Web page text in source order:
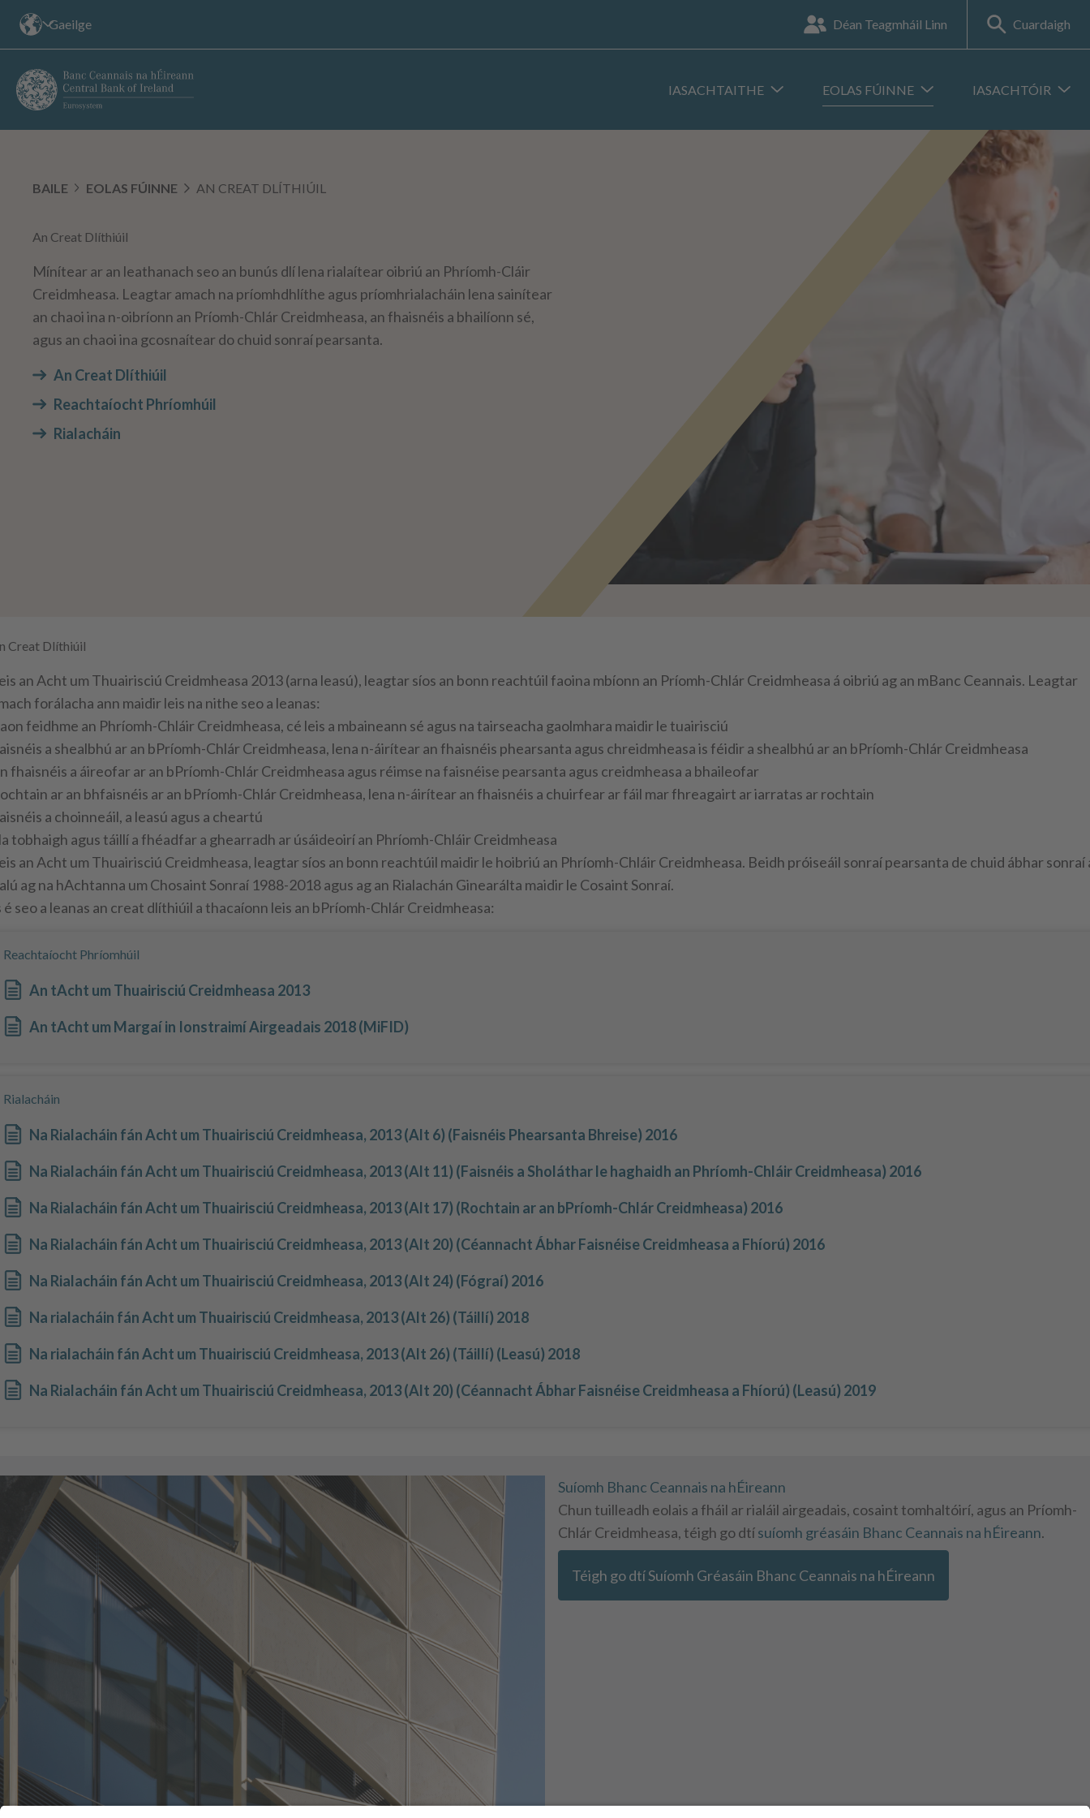
An
suíomh
teanga:
Gaeilge Déan Teagmháil Linn Cuardaigh
láithreáin
IASACHTAITHE EOLAS FÚINNE IASACHTÓIR
BAILE EOLAS FÚINNE
TÁ
AN CREAT DLÍTHIÚIL
An Creat Dlíthiúil
Mínítear ar an leathanach seo an bunús dlí lena rialaítear oibriú an Phríomh-Cláir
Creidmheasa. Leagtar amach na príomhdhlíthe agus príomhrialacháin lena sainítear
an chaoi ina n-oibríonn an Príomh-Chlár Creidmheasa, an fhaisnéis a bhailíonn sé,
agus an chaoi ina gcosnaítear do chuid sonraí pearsanta.
An Creat Dlíthiúil
Reachtaíocht Phríomhúil
Rialacháin
Creat Dlíthiúil
an Acht um Thuairisciú Creidmheasa 2013 (arna leasú), leagtar síos an bonn reachtúil faoina mbíonn an Príomh-Chlár Creidmheasa á oibriú ag an mBanc Ceannais. Leagtar
forálacha ann maidir leis na nithe seo a leanas:
feidhme an Phríomh-Chláir Creidmheasa, cé leis a mbaineann sé agus na tairseacha gaolmhara maidir le tuairisciú
a shealbhú ar an bPríomh-Chlár Creidmheasa, lena n-áirítear an fhaisnéis phearsanta agus chreidmheasa is féidir a shealbhú ar an bPríomh-Chlár Creidmheasa
fhaisnéis a áireofar ar an bPríomh-Chlár Creidmheasa agus réimse na faisnéise pearsanta agus creidmheasa a bhaileofar
ar an bhfaisnéis ar an bPríomh-Chlár Creidmheasa, lena n-áirítear an fhaisnéis a chuirfear ar fáil mar fhreagairt ar iarratas ar rochtain
a choinneáil, a leasú agus a cheartú
tobhaigh agus táillí a fhéadfar a ghearradh ar úsáideoirí an Phríomh-Chláir Creidmheasa
an Acht um Thuairisciú Creidmheasa, leagtar síos an bonn reachtúil maidir le hoibriú an Phríomh-Chláir Creidmheasa. Beidh próiseáil sonraí pearsanta de chuid ábhar sonraí
ag na hAchtanna um Chosaint Sonraí 1988-2018 agus ag an Rialachán Ginearálta maidir le Cosaint Sonraí.
é seo a leanas an creat dlíthiúil a thacaíonn leis an bPríomh-Chlár Creidmheasa:
Reachtaíocht Phríomhúil
An tAcht um Thuairisciú Creidmheasa 2013
An tAcht um Margaí in Ionstraimí Airgeadais 2018 (MiFID)
Rialacháin
Na Rialacháin fán Acht um Thuairisciú Creidmheasa, 2013 (Alt 6) (Faisnéis Phearsanta Bhreise) 2016
Na Rialacháin fán Acht um Thuairisciú Creidmheasa, 2013 (Alt 11) (Faisnéis a Sholáthar le haghaidh an Phríomh-Chláir Creidmheasa) 2016
Na Rialacháin fán Acht um Thuairisciú Creidmheasa, 2013 (Alt 17) (Rochtain ar an bPríomh-Chlár Creidmheasa) 2016
Na Rialacháin fán Acht um Thuairisciú Creidmheasa, 2013 (Alt 20) (Céannacht Ábhar Faisnéise Creidmheasa a Fhíorú) 2016
Na Rialacháin fán Acht um Thuairisciú Creidmheasa, 2013 (Alt 24) (Fógraí) 2016
Na rialacháin fán Acht um Thuairisciú Creidmheasa, 2013 (Alt 26) (Táillí) 2018
Na rialacháin fán Acht um Thuairisciú Creidmheasa, 2013 (Alt 26) (Táillí) (Leasú) 2018
Na Rialacháin fán Acht um Thuairisciú Creidmheasa, 2013 (Alt 20) (Céannacht Ábhar Faisnéise Creidmheasa a Fhíorú) (Leasú) 2019
Suíomh Bhanc Ceannais na hÉireann
Chun tuilleadh eolais a fháil ar rialáil airgeadais, cosaint tomhaltóirí, agus an Príomh-
Chlár Creidmheasa, téigh go dtísuíomh gréasáin Bhanc Ceannais na hÉireann.
Téigh go dtí Suíomh Gréasáin Bhanc Ceannais na hÉireann